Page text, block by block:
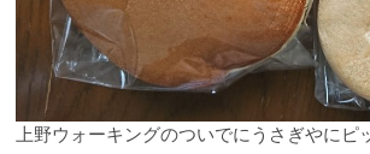
上野ウォーキングのついでにうさぎやにピ